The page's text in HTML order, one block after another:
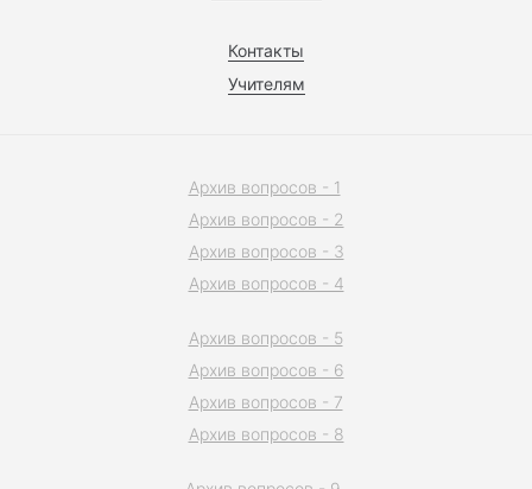
Контакты
Учителям
Архив вопросов - 1
Архив вопросов - 2
Архив вопросов - 3
Архив вопросов - 4
Архив вопросов - 5
Архив вопросов - 6
Архив вопросов - 7
Архив вопросов - 8